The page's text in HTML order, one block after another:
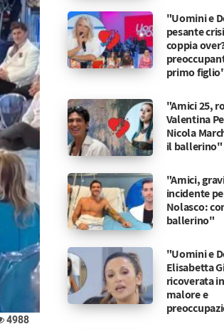
4988
"Uomini e
pesante
coppia
primo
"Amici 25,
Valentina
Nicola
il ballerino"
"Amici,
incidente
Nolasco:
ballerino"
"Uomini e
Elisabetta
ricoverata
malore e